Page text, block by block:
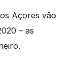
Açores vão
– as